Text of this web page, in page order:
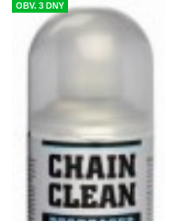
OBV. 3 DNY